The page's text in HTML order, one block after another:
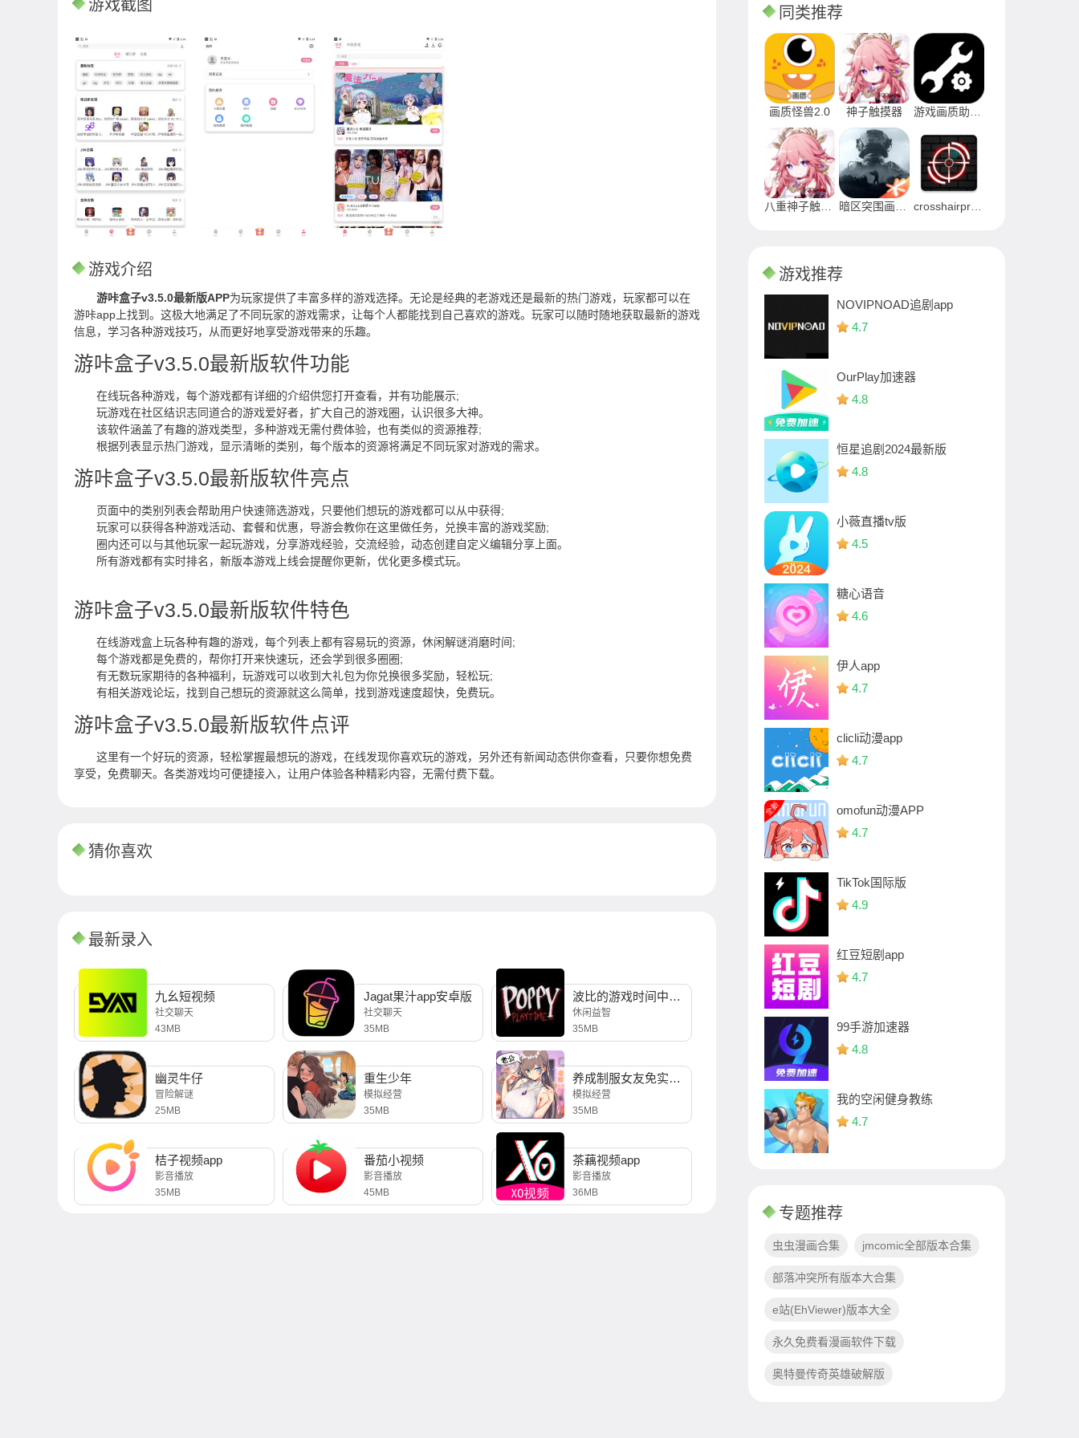
游戏截图
游戏介绍
游咔盒子v3.5.0最新版APP为玩家提供了丰富多样的游戏选择。无论是经典的老游戏还是最新的热门游戏，玩家都可以在
游咔app上找到。这极大地满足了不同玩家的游戏需求，让每个人都能找到自己喜欢的游戏。玩家可以随时随地获取最新的游戏
信息，学习各种游戏技巧，从而更好地享受游戏带来的乐趣。
游咔盒子v3.5.0最新版软件功能
在线玩各种游戏，每个游戏都有详细的介绍供您打开查看，并有功能展示;
玩游戏在社区结识志同道合的游戏爱好者，扩大自己的游戏圈，认识很多大神。
该软件涵盖了有趣的游戏类型，多种游戏无需付费体验，也有类似的资源推荐;
根据列表显示热门游戏，显示清晰的类别，每个版本的资源将满足不同玩家对游戏的需求。
游咔盒子v3.5.0最新版软件亮点
页面中的类别列表会帮助用户快速筛选游戏，只要他们想玩的游戏都可以从中获得;
玩家可以获得各种游戏活动、套餐和优惠，导游会教你在这里做任务，兑换丰富的游戏奖励;
圈内还可以与其他玩家一起玩游戏，分享游戏经验，交流经验，动态创建自定义编辑分享上面。
所有游戏都有实时排名，新版本游戏上线会提醒你更新，优化更多模式玩。
游咔盒子v3.5.0最新版软件特色
在线游戏盒上玩各种有趣的游戏，每个列表上都有容易玩的资源，休闲解谜消磨时间;
每个游戏都是免费的，帮你打开来快速玩，还会学到很多圈圈;
有无数玩家期待的各种福利，玩游戏可以收到大礼包为你兑换很多奖励，轻松玩;
有相关游戏论坛，找到自己想玩的资源就这么简单，找到游戏速度超快，免费玩。
游咔盒子v3.5.0最新版软件点评
这里有一个好玩的资源，轻松掌握最想玩的游戏，在线发现你喜欢玩的游戏，另外还有新闻动态供你查看，只要你想免费
享受，免费聊天。各类游戏均可便捷接入，让用户体验各种精彩内容，无需付费下载。
猜你喜欢
最新录入
九幺短视频
社交聊天
43MB
Jagat果汁app安卓版
社交聊天
35MB
波比的游戏时间中文版
休闲益智
35MB
幽灵牛仔
冒险解谜
25MB
重生少年
模拟经营
35MB
养成制服女友免实名制安装
模拟经营
35MB
桔子视频app
影音播放
35MB
番茄小视频
影音播放
45MB
茶藕视频app
影音播放
36MB
同类推荐
画质怪兽2.0 神子触摸器
游戏推荐
NOVIPNOAD追剧app
4.7
OurPlay加速器
4.8
恒星追剧2024最新版
4.8
小薇直播tv版
4.5
糖心语音
4.6
伊人app
4.7
clicli动漫app
4.7
omofun动漫APP
4.7
TikTok国际版
4.9
红豆短剧app
4.7
99手游加速器
4.8
我的空闲健身教练
4.7
专题推荐
虫虫漫画合集 jmcomic全部版本合集
部落冲突所有版本大合集
e站(EhViewer)版本大全
永久免费看漫画软件下载
奥特曼传奇英雄破解版